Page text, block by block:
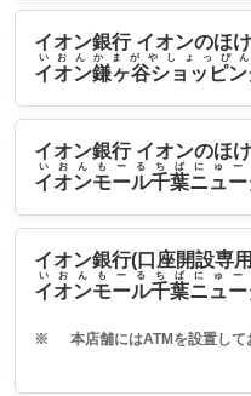
イオン銀行 イオンのほ
イオン鎌ヶ谷ショッピ
いおんかまがやしょっぴ
イオン銀行 イオンのほ
イオンモール千葉ニュ
いおんもーるちばにゅー
イオン銀行(口座開設専
イオンモール千葉ニュ
いおんもーるちばにゅー
※ 本店舗にはATMを設置して